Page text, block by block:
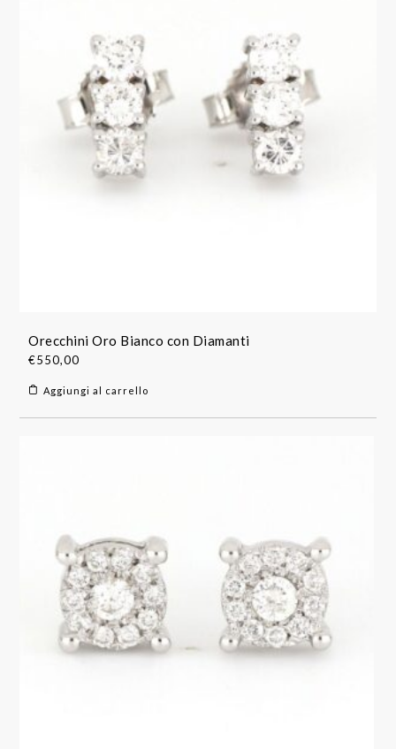
Orecchini Oro Bianco con Diamanti
€550,00
Aggiungi al carrello